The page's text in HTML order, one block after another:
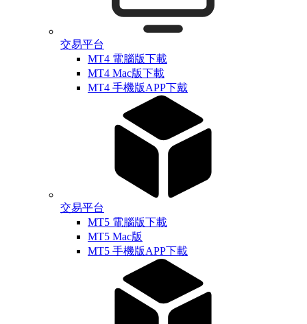
交易平台
MT4 電腦版下載
MT4 Mac版下載
MT4 手機版APP下戴
交易平台
MT5 電腦版下載
MT5 Mac版
MT5 手機版APP下載